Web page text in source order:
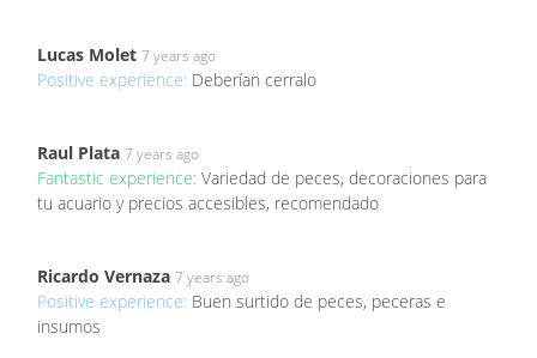
Lucas Molet 7 years ago
Positive experience: Deberían cerralo
Raul Plata 7 years ago
Fantastic experience: Variedad de peces, decoraciones para
tu acuario y precios accesibles, recomendado
Ricardo Vernaza 7 years ago
Positive experience: Buen surtido de peces, peceras e
insumos